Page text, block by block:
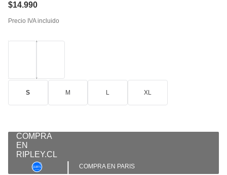
$14.990
Precio IVA incluido
S M L XL
| COMPRA EN PARIS